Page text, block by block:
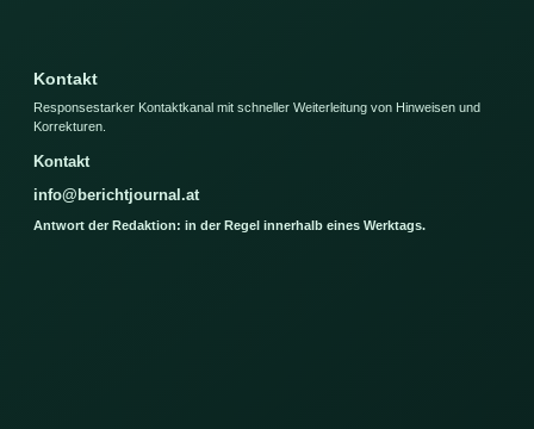
Kontakt
Responsestarker Kontaktkanal mit schneller Weiterleitung von Hinweisen und
Korrekturen.
Kontakt
info@berichtjournal.at
Antwort der Redaktion: in der Regel innerhalb eines Werktags.